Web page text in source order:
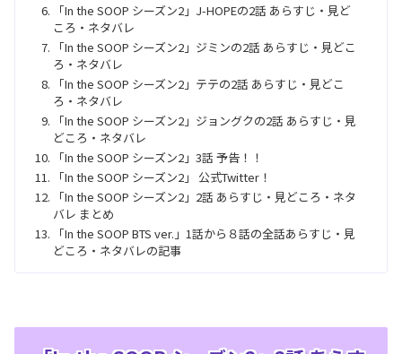
「In the SOOP シーズン2」J-HOPEの2話 あらすじ・見ど
ころ・ネタバレ
「In the SOOP シーズン2」ジミンの2話 あらすじ・見どこ
ろ・ネタバレ
「In the SOOP シーズン2」テテの2話 あらすじ・見どこ
ろ・ネタバレ
「In the SOOP シーズン2」ジョングクの2話 あらすじ・見
どころ・ネタバレ
「In the SOOP シーズン2」3話 予告！！
「In the SOOP シーズン2」 公式Twitter！
「In the SOOP シーズン2」2話 あらすじ・見どころ・ネタ
バレ まとめ
「In the SOOP BTS ver.」1話から８話の全話あらすじ・見
どころ・ネタバレの記事